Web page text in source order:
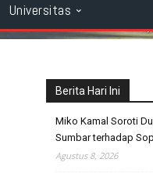
Universitas
Berita Hari Ini
Miko Kamal Soroti
Sumbar terhadap
Agustus 8, 2026